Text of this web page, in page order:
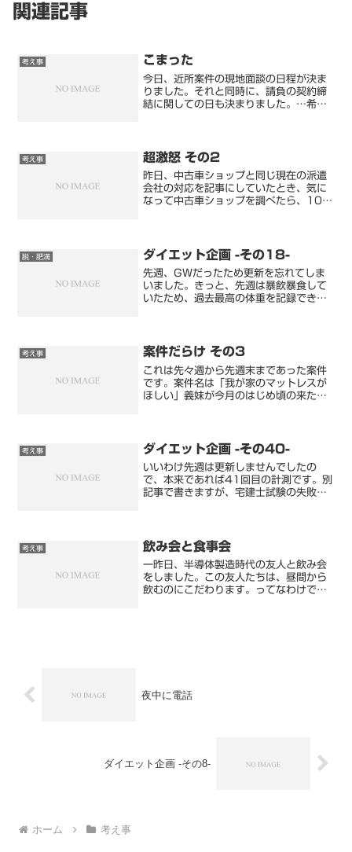
関連記事
考え事 こまった
今日、近所案件の現地面談の日程が決ま
りました。それと同時に、請負の契約締
結に関しての日も決まりました。…希望
と、現地まで行き記名押印...
考え事 超激怒 その2
昨日、中古車ショップと同じ現在の派遣
会社の対応を記事にしていたとき、気に
なって中古車ショップを調べたら、10年
いたけど…グループ全体...
脱・肥満 ダイエット企画 -その18-
先週、GWだったため更新を忘れてしま
いました。きっと、先週は暴飲暴食して
いたため、過去最高の体重を記録できた
考え事 案件だらけ その3
これは先々週から先週末まであった案件
です。案件名は「我が家のマットレスが
ほしい」義妹が今月のはじめ頃の来た
持って帰ります」と義妹はいい...
考え事 ダイエット企画 -その40-
いいわけ先週は更新しませんでしたの
で、本来であれば41回目の計測です。別
記事で書きますが、宅建士試験の失敗に
97.2kg体脂肪率 :...
考え事 飲み会と食事会
一昨日、半導体製造時代の友人と飲み会
をしました。この友人たちは、昼間から
飲むのにこだわります。ってなわけで、
夜中に電話
ダイエット企画 -その8-
ホーム 考え事